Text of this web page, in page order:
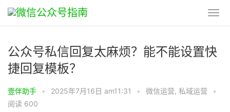
公众号私信回复太麻烦？能不能设置快
捷回复模板？
壹伴助手 • 2025年7月16日 am11:31 • 微信运营, 私域运营
•
阅读 600